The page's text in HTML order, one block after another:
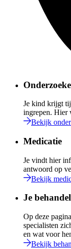
Je kind krijgt
ingrepen. Hier
Bekijk
Medicatie
Je vindt hier
antwoord op
Bekijk
Je
Op deze
specialisten
en wat voor
Bekijk